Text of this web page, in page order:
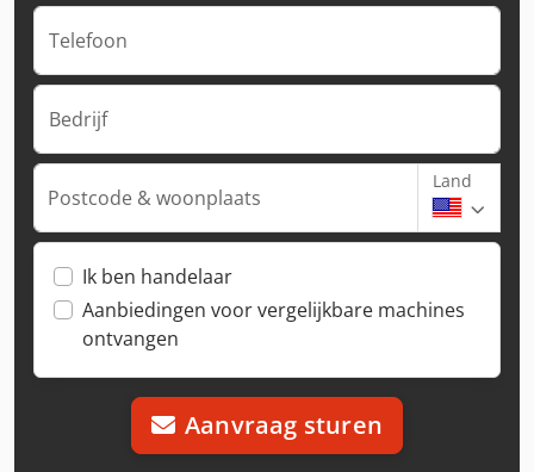
Telefoon
Bedrijf
Postcode & woonplaats
Land
Ik ben handelaar
Aanbiedingen voor vergelijkbare machines
ontvangen
Aanvraag sturen